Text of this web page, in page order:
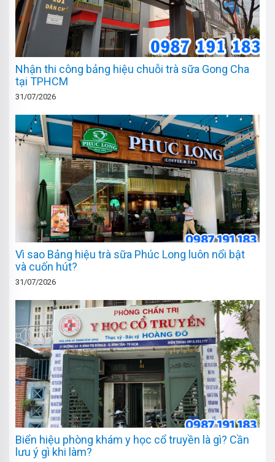
Nhận thi công bảng hiệu chuỗi trà sữa Gong Cha
tại TPHCM
31/07/2026
Vì sao Bảng hiệu trà sữa Phúc Long luôn nổi bật
và cuốn hút?
31/07/2026
Biển hiệu phòng khám y học cổ truyền là gì? Cần
lưu ý gì khi làm?